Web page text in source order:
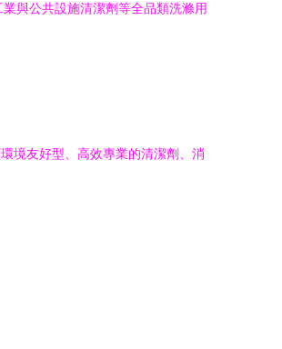
與公共設施清潔劑等全品類洗滌用
境友好型、高效專業的清潔劑、消